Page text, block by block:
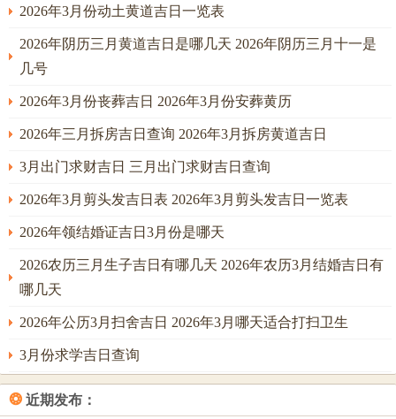
2026年3月份动土黄道吉日一览表
2026年阴历三月黄道吉日是哪几天 2026年阴历三月十一是
几号
2026年3月份丧葬吉日 2026年3月份安葬黄历
2026年三月拆房吉日查询 2026年3月拆房黄道吉日
3月出门求财吉日 三月出门求财吉日查询
2026年3月剪头发吉日表 2026年3月剪头发吉日一览表
2026年领结婚证吉日3月份是哪天
2026农历三月生子吉日有哪几天 2026年农历3月结婚吉日有
哪几天
2026年公历3月扫舍吉日 2026年3月哪天适合打扫卫生
3月份求学吉日查询
❂ 近期发布：